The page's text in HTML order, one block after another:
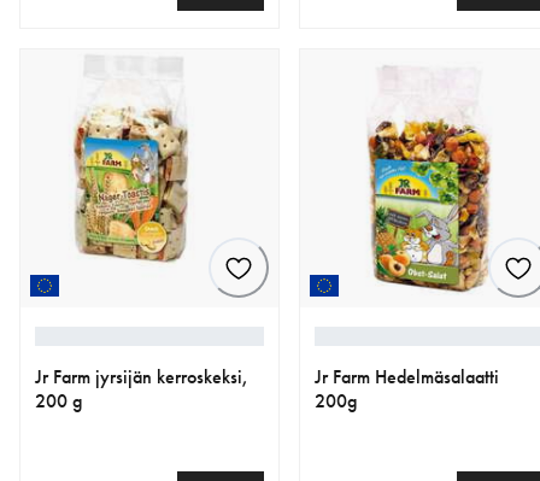
Jr Farm jyrsijän kerroskeksi,
200 g
Jr Farm Hedelmäsalaatti
200g